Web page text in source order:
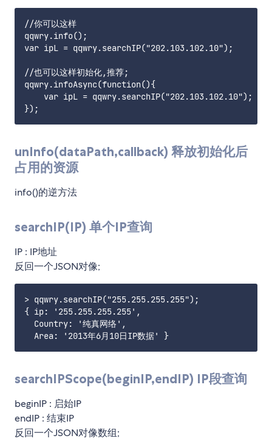
//你可以这样
qqwry.info();
var ipL = qqwry.searchIP("202.103.102.10");
//也可以这样初始化,推荐;
qqwry.infoAsync(function(){
    var ipL = qqwry.searchIP("202.103.102.10");
unInfo(dataPath,callback) 释放初始化后
占用的资源
info()的逆方法
searchIP(IP) 单个IP查询
IP : IP地址
反回一个JSON对像;
> qqwry.searchIP("255.255.255.255");
{ ip: '255.255.255.255',
  Country: '纯真网络',
searchIPScope(beginIP,endIP) IP段查询
beginIP : 启始IP
endIP : 结束IP
反回一个JSON对像数组;